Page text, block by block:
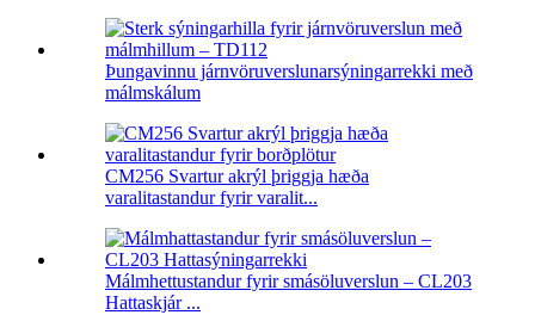
Þungavinnu járnvöruverslunarsýningarrekki með
málmskálum
CM256 Svartur akrýl þriggja hæða
varalitastandur fyrir varalit...
Málmhettustandur fyrir smásöluverslun – CL203
Hattaskjár ...